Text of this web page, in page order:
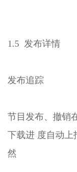
1.5 发布详情
发布追踪
节目发布、撤销
下载进 度自动上
然